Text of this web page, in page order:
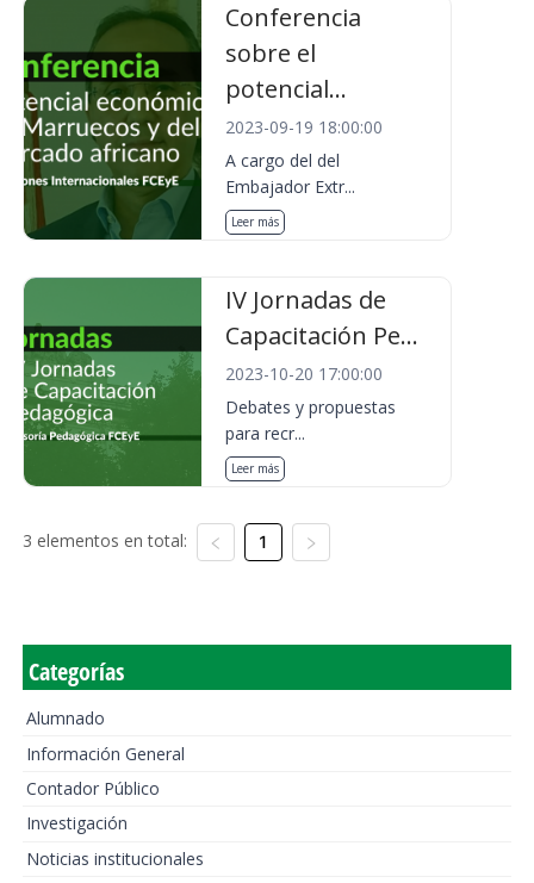
Conferencia
sobre el
potencial...
2023-09-19 18:00:00
A cargo del del
Embajador Extr...
Leer más
IV Jornadas de
Capacitación Pe...
2023-10-20 17:00:00
Debates y propuestas
para recr...
Leer más
3 elementos en total: 1
Categorías
Alumnado
Información General
Contador Público
Investigación
Noticias institucionales